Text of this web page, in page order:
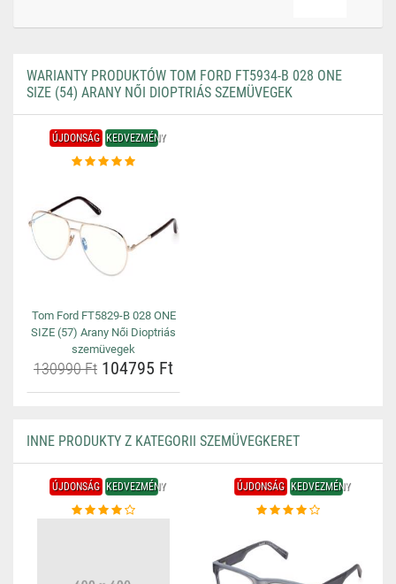
WARIANTY PRODUKTÓW TOM FORD FT5934-B 028 ONE
SIZE (54) ARANY NŐI DIOPTRIÁS SZEMÜVEGEK
ÚJDONSÁG KEDVEZMÉNY
Tom Ford FT5829-B 028 ONE
SIZE (57) Arany Női Dioptriás
szemüvegek
130990 Ft 104795 Ft
INNE PRODUKTY Z KATEGORII SZEMÜVEGKERET
ÚJDONSÁG KEDVEZMÉNY ÚJDONSÁG KEDVEZMÉNY